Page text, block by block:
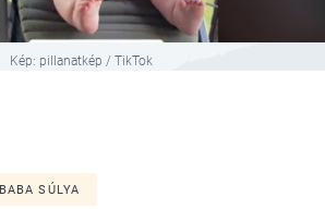
Kép: pillanatkép / TikTok
BABA SÚLYA